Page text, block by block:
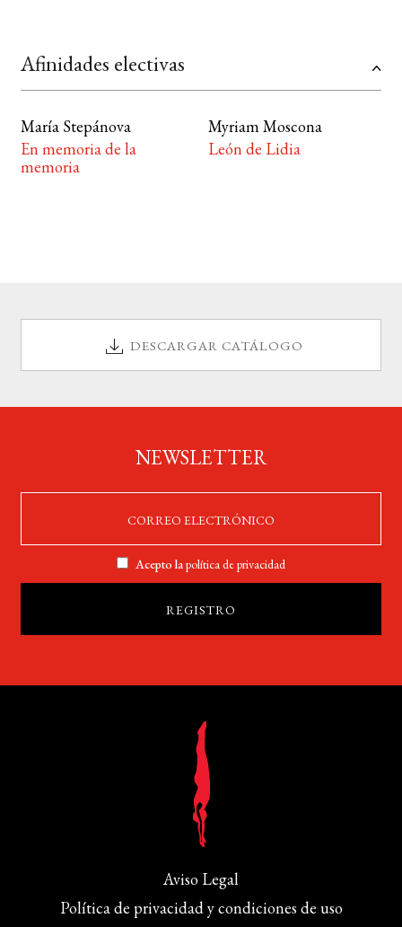
Afinidades electivas
María Stepánova
En memoria de la
memoria
Myriam Moscona
León de Lidia
DESCARGAR CATÁLOGO
NEWSLETTER
Acepto lapolítica de privacidad
Aviso Legal
Política de privacidad y condiciones de uso